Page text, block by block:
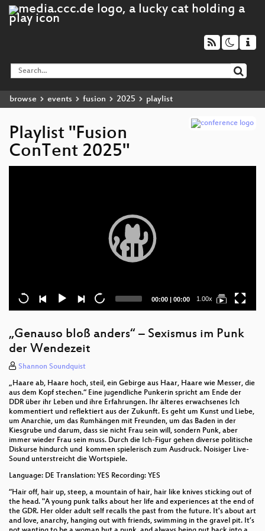
browse events fusion 2025 playlist
Playlist "Fusion
ConTent 2025"
Current
00:00 | Total
00:00 1.00x
„Genauso bloß anders“ – Sexismus im Punk
der Wendezeit
Shannon Soundquist
„Haare ab, Haare hoch, steil, ein Gebirge aus Haar, Haare wie Messer, die
aus dem Kopf stechen.“ Eine jugendliche Punkerin spricht am Ende der
DDR über ihr Leben und ihre Erfahrungen. Ihr älteres erwachsenes Ich
kommentiert und reflektiert aus der Zukunft. Es geht um Kunst und Liebe,
um Anarchie, um das Rumhängen mit Freunden, um das Baden in der
Kiesgrube und darum, dass sie nicht Frau sein will, sondern Punk, aber
immer wieder Frau sein muss. Durch die Ich-Figur gehen diverse politische
Diskurse hindurch und kommen spielerisch zum Ausdruck. Noisiger Live-
Sound unterstreicht die Wortspiele.
Language: DE Translation: YES Recording: YES
“Hair off, hair up, steep, a mountain of hair, hair like knives sticking out of
the head. "A young punk talks about her life and experiences at the end of
the GDR. Her older adult self recalls the past from the future. It's about art
and love, anarchy, hanging out with friends, swimming in the gravel pit. It’s